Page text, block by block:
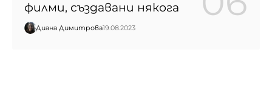
филми, създавани някога
Диана Димитрова19.08.2023